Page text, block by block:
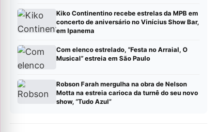
Kiko Continentino recebe estrelas da MPB em
concerto de aniversário no Vinícius Show Bar,
em Ipanema
Com elenco estrelado, “Festa no Arraial, O
Musical” estreia em São Paulo
Robson Farah mergulha na obra de Nelson
Motta na estreia carioca da turnê do seu novo
show, “Tudo Azul”